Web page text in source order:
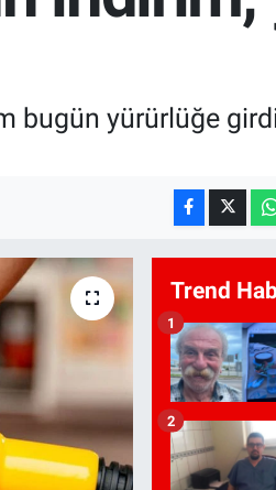
bugün yürürlüğe
Trend
1
2